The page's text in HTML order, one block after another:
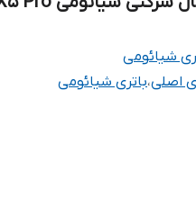
شیائومی
اصلی،باتری شیائومی